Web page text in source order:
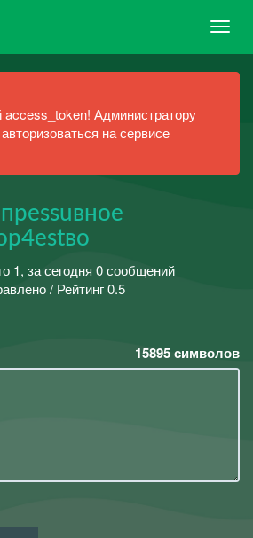
Администратору
на сервисе
1, за сегодня 0 сообщений
/ Рейтинг 0.5
15895символов